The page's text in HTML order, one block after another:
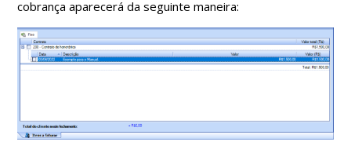
cobrança aparecerá da seguinte maneira: